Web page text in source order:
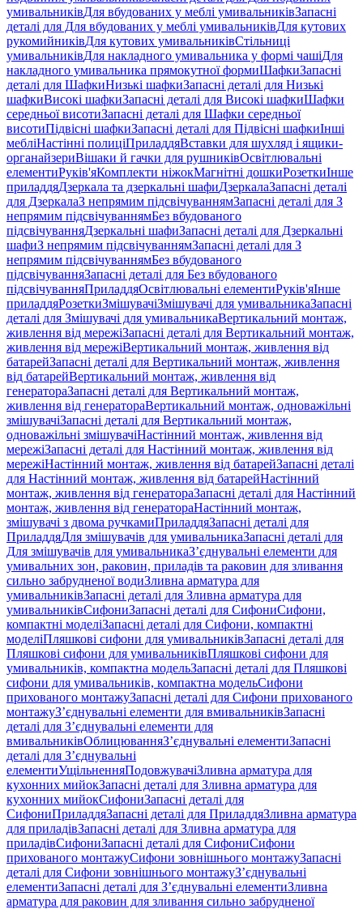
умивальниківДля вбудованих у меблі умивальниківЗапасні
деталі для Для вбудованих у меблі умивальниківДля кутових
рукомийниківДля кутових умивальниківСтільниці
умивальниківДля накладного умивальника у формі чашіДля
накладного умивальника прямокутної формиШафкиЗапасні
деталі для ШафкиНизькі шафкиЗапасні деталі для Низькі
шафкиВисокі шафкиЗапасні деталі для Високі шафкиШафки
середньої висотиЗапасні деталі для Шафки середньої
висотиПідвісні шафкиЗапасні деталі для Підвісні шафкиІнші
мебліНастінні полиціПриладдяВставки для шухляд і ящики-
органайзериВішаки й гачки для рушниківОсвітлювальні
елементиРуків'яКомплекти ніжокМагнітні дошкиРозеткиІнше
приладдяДзеркала та дзеркальні шафиДзеркалаЗапасні деталі
для ДзеркалаЗ непрямим підсвічуваннямЗапасні деталі для З
непрямим підсвічуваннямБез вбудованого
підсвічуванняДзеркальні шафиЗапасні деталі для Дзеркальні
шафиЗ непрямим підсвічуваннямЗапасні деталі для З
непрямим підсвічуваннямБез вбудованого
підсвічуванняЗапасні деталі для Без вбудованого
підсвічуванняПриладдяОсвітлювальні елементиРуків'яІнше
приладдяРозеткиЗмішувачіЗмішувачі для умивальникаЗапасні
деталі для Змішувачі для умивальникаВертикальний монтаж,
живлення від мережіЗапасні деталі для Вертикальний монтаж,
живлення від мережіВертикальний монтаж, живлення від
батарейЗапасні деталі для Вертикальний монтаж, живлення
від батарейВертикальний монтаж, живлення від
генератораЗапасні деталі для Вертикальний монтаж,
живлення від генератораВертикальний монтаж, одноважільні
змішувачіЗапасні деталі для Вертикальний монтаж,
одноважільні змішувачіНастінний монтаж, живлення від
мережіЗапасні деталі для Настінний монтаж, живлення від
мережіНастінний монтаж, живлення від батарейЗапасні деталі
для Настінний монтаж, живлення від батарейНастінний
монтаж, живлення від генератораЗапасні деталі для Настінний
монтаж, живлення від генератораНастінний монтаж,
змішувачі з двома ручкамиПриладдяЗапасні деталі для
ПриладдяДля змішувачів для умивальникаЗапасні деталі для
Для змішувачів для умивальникаЗ’єднувальні елементи для
умивальних зон, раковин, приладів та раковин для зливання
сильно забрудненої водиЗливна арматура для
умивальниківЗапасні деталі для Зливна арматура для
умивальниківСифониЗапасні деталі для СифониСифони,
компактні моделіЗапасні деталі для Сифони, компактні
моделіПляшкові сифони для умивальниківЗапасні деталі для
Пляшкові сифони для умивальниківПляшкові сифони для
умивальників, компактна модельЗапасні деталі для Пляшкові
сифони для умивальників, компактна модельСифони
прихованого монтажуЗапасні деталі для Сифони прихованого
монтажуЗ’єднувальні елементи для вмивальниківЗапасні
деталі для З’єднувальні елементи для
вмивальниківОблицюванняЗ’єднувальні елементиЗапасні
деталі для З’єднувальні
елементиУщільненняПодовжувачіЗливна арматура для
кухонних мийокЗапасні деталі для Зливна арматура для
кухонних мийокСифониЗапасні деталі для
СифониПриладдяЗапасні деталі для ПриладдяЗливна арматура
для приладівЗапасні деталі для Зливна арматура для
приладівСифониЗапасні деталі для СифониСифони
прихованого монтажуСифони зовнішнього монтажуЗапасні
деталі для Сифони зовнішнього монтажуЗ’єднувальні
елементиЗапасні деталі для З’єднувальні елементиЗливна
арматура для раковин для зливання сильно забрудненої